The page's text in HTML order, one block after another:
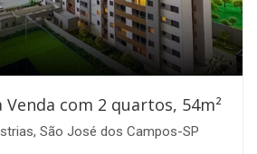
com 2 quartos, 54m²
São José dos Campos-SP